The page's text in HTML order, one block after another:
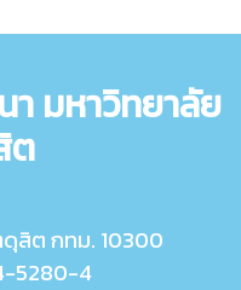
มหาวิทยาลัย
ต
ดุสิต กทม. 10300
5280-4